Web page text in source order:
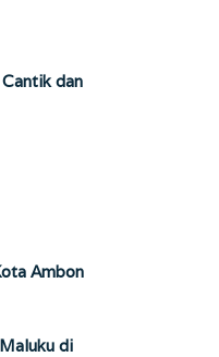
dan
Ambon
di